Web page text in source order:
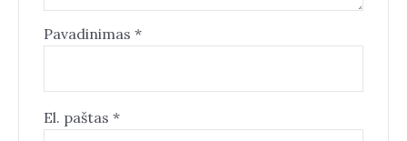
Pavadinimas *
El. paštas *